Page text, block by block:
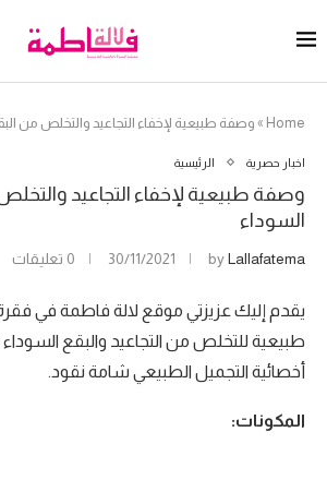
Home
» وصفة طبيعية لإخفاء التجاعيد والتخلص من
اخبار حصرية الرئيسية
وصفة طبيعية لإخفاء التجاعيد
السوداء
byLallafatema
30/11/2021 0 تعليقات
يقدم إليك عزيزتي موقع لالة فاطمة في
طبيعية للتخلص من التجاعيد والبقع
أخصائية التجميل الطبيعي شامة نقود.
المكونات: